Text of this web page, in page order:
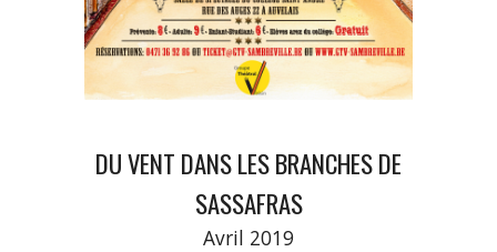
DU VENT DANS LES BRANCHES DE
SASSAFRAS
Avril 2019